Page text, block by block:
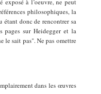
exposé à l’oeuvre, ne peut
philosophiques, la
étant donc de rencontrer sa
pages sur Heidegger et la
le sait pas". Ne pas omettre
dans les œuvres